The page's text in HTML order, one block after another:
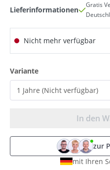
Lieferinformationen
Gratis
Nicht mehr verfügbar
Varianteauswählen
In den
zur
mit Ihren